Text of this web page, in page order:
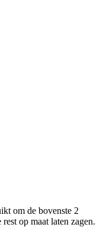
om de bovenste 2
op maat laten zagen.